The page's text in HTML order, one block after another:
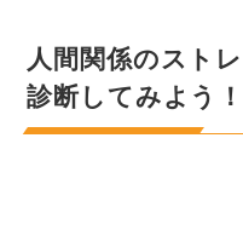
人間関係のスト
診断してみよう！